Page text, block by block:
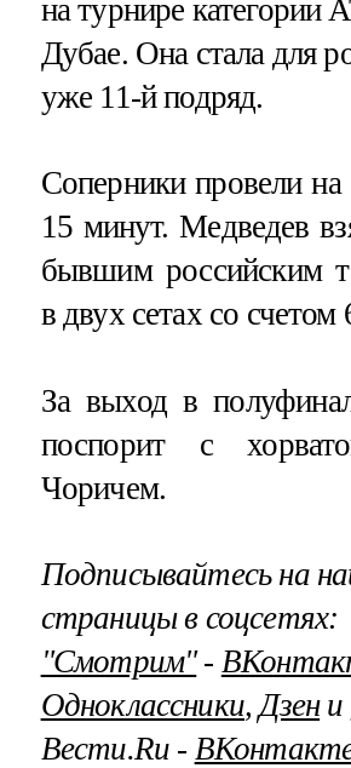
на турнире категории
Дубае. Она стала для
уже 11-й подряд.
Соперники провели на
15 минут. Медведев
бывшим российским
в двух сетах со счетом
За выход в
поспорит с
Чоричем.
Подписывайтесь на
страницы в соцсетях:
"Смотрим"‐
Одноклассники, Дзени
Вести.Ru ‐